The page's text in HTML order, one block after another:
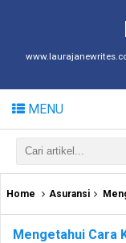
MENU
Home Asuransi
Mengetahui Cara